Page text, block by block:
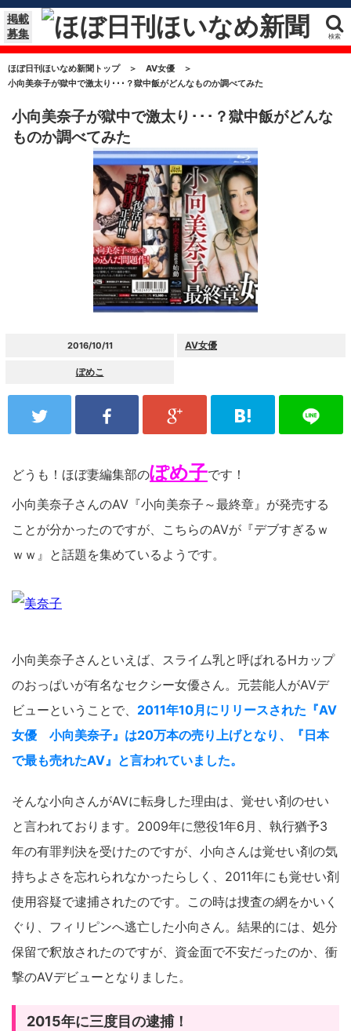
掲載
募集
検索
ほぼ日刊ほいなめ新聞トップ ＞ AV女優
＞
小向美奈子が獄中で激太り･･･？獄中飯がどんなものか調べてみた
小向美奈子が獄中で激太り･･･？獄中飯がどんな
ものか調べてみた
2016/10/11 AV女優
ぽめこ
どうも！ほぼ妻編集部のぽめ子です！
小向美奈子さんのAV『小向美奈子～最終章』が発売する
ことが分かったのですが、こちらのAVが『デブすぎるｗ
ｗｗ』と話題を集めているようです。
小向美奈子さんといえば、スライム乳と呼ばれるHカップ
のおっぱいが有名なセクシー女優さん。元芸能人がAVデ
ビューということで、 2011年10月にリリースされた『AV
女優 小向美奈子』は20万本の売り上げとなり、『日本
で最も売れたAV』と言われていました。
そんな小向さんがAVに転身した理由は、覚せい剤のせい
と言われております。2009年に懲役1年6月、執行猶予3
年の有罪判決を受けたのですが、小向さんは覚せい剤の気
持ちよさを忘れられなかったらしく、2011年にも覚せい剤
使用容疑で逮捕されたのです。この時は捜査の網をかいく
ぐり、フィリピンへ逃亡した小向さん。結果的には、処分
保留で釈放されたのですが、資金面で不安だったのか、衝
撃のAVデビューとなりました。
2015年に三度目の逮捕！